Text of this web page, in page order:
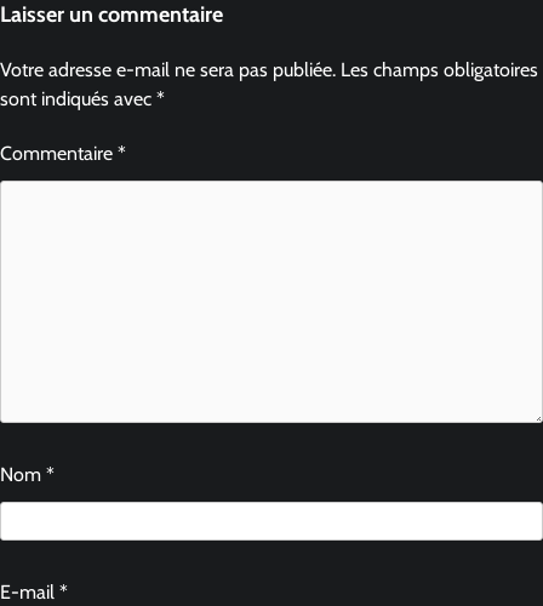
Laisser un commentaire
Votre adresse e-mail ne sera pas publiée. Les champs obligatoires
sont indiqués avec *
Commentaire *
Nom *
E-mail *